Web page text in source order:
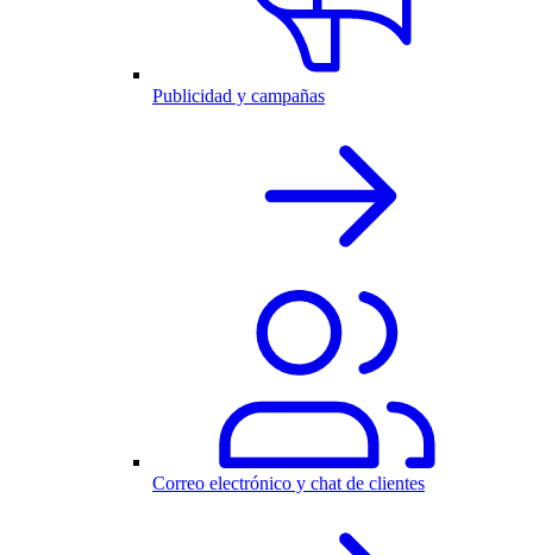
Publicidad y campañas
Correo electrónico y chat de clientes